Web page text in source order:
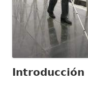
Introducción